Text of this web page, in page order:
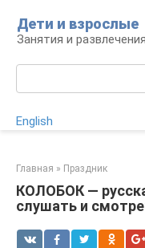
контенту
Дети и взрослые
Занятия и
English
Главная » Праздник
КОЛОБОК —
слушать и